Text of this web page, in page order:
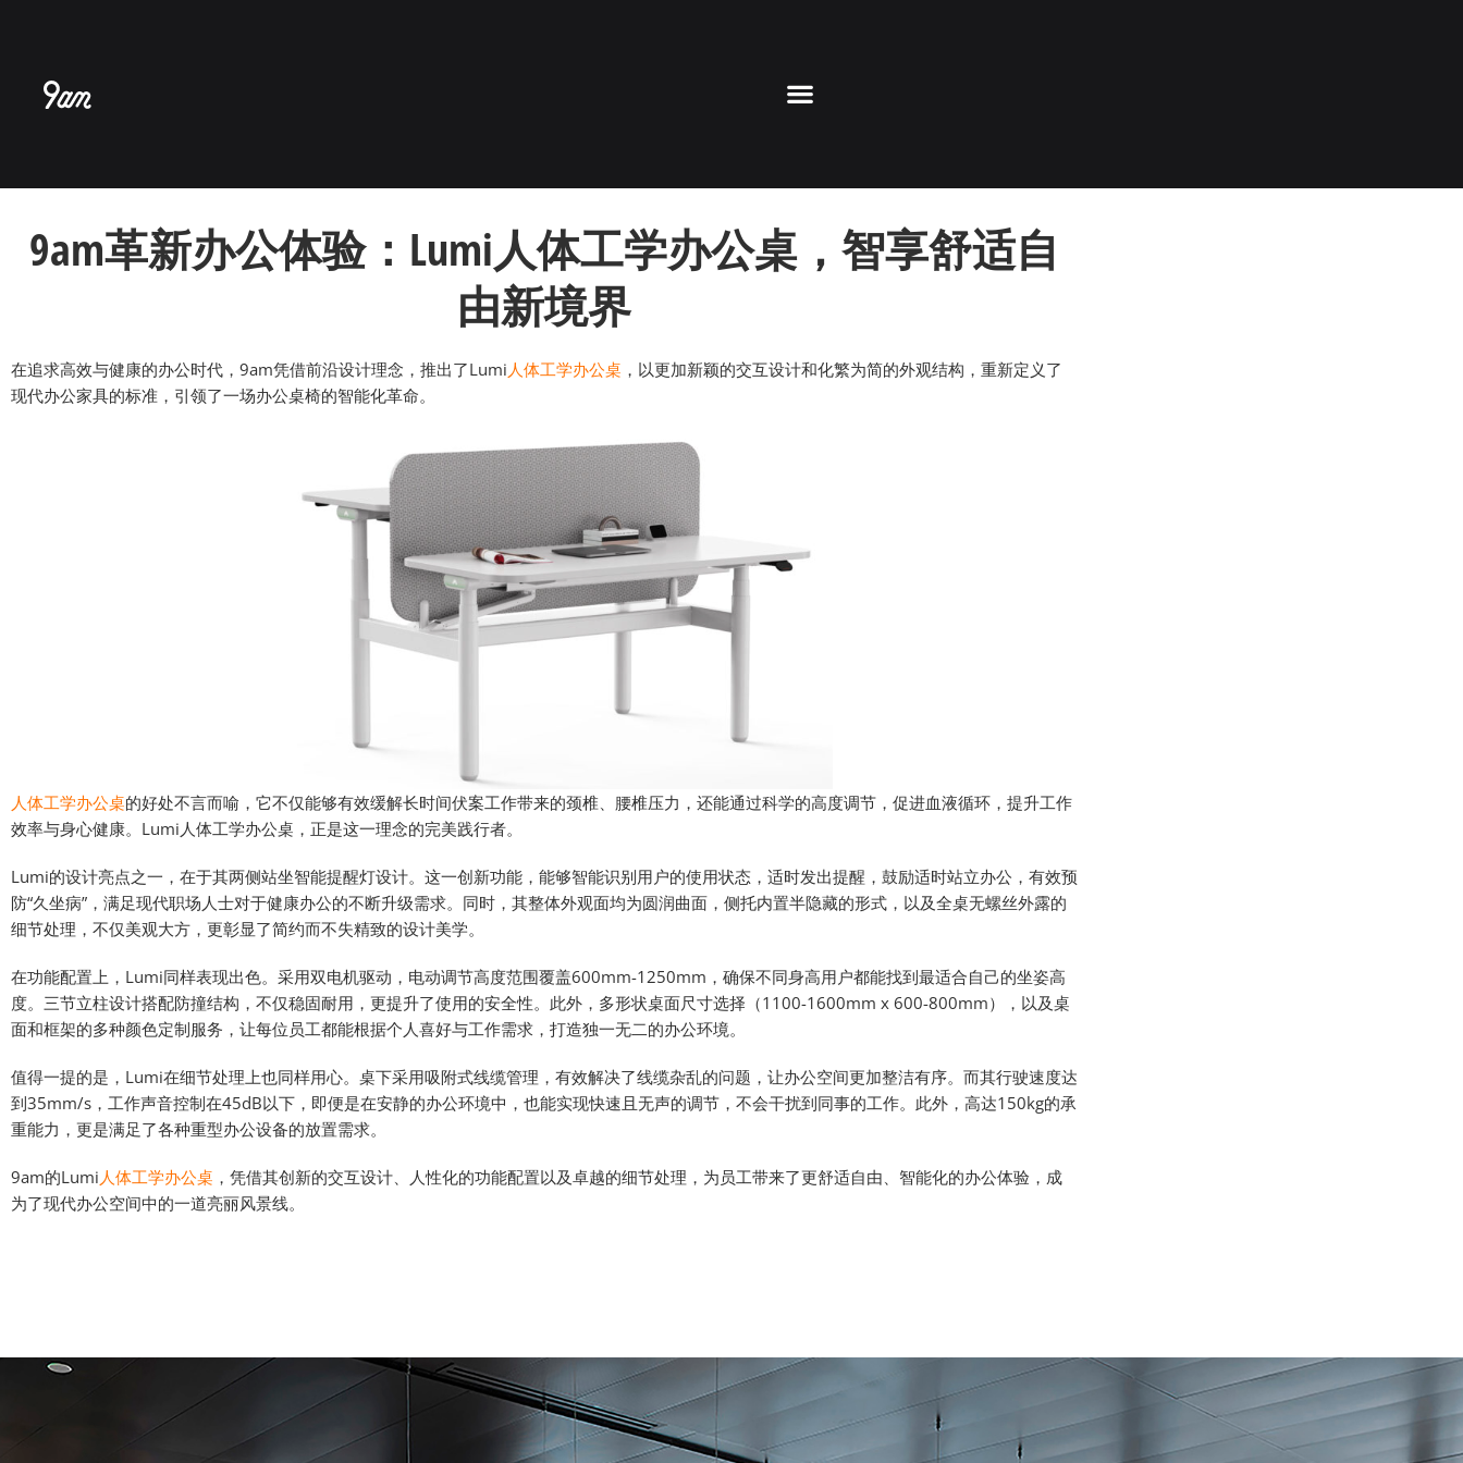
9am革新办公体验：Lumi人体工学办公桌，智享舒适自
由新境界
在追求高效与健康的办公时代，9am凭借前沿设计理念，推出了Lumi 人体工学办公桌 ，以更加新颖的交互设计和化繁为简的外观结构，重新定义了
现代办公家具的标准，引领了一场办公桌椅的智能化革命。
人体工学办公桌的好处不言而喻，它不仅能够有效缓解长时间伏案工作带来的颈椎、腰椎压力，还能通过科学的高度调节，促进血液循环，提升工作
效率与身心健康。Lumi人体工学办公桌，正是这一理念的完美践行者。
Lumi的设计亮点之一，在于其两侧站坐智能提醒灯设计。这一创新功能，能够智能识别用户的使用状态，适时发出提醒，鼓励适时站立办公，有效预
防“久坐病”，满足现代职场人士对于健康办公的不断升级需求。同时，其整体外观面均为圆润曲面，侧托内置半隐藏的形式，以及全桌无螺丝外露的
细节处理，不仅美观大方，更彰显了简约而不失精致的设计美学。
在功能配置上，Lumi同样表现出色。采用双电机驱动，电动调节高度范围覆盖600mm-1250mm，确保不同身高用户都能找到最适合自己的坐姿高
度。三节立柱设计搭配防撞结构，不仅稳固耐用，更提升了使用的安全性。此外，多形状桌面尺寸选择（1100-1600mm x 600-800mm），以及桌
面和框架的多种颜色定制服务，让每位员工都能根据个人喜好与工作需求，打造独一无二的办公环境。
值得一提的是，Lumi在细节处理上也同样用心。桌下采用吸附式线缆管理，有效解决了线缆杂乱的问题，让办公空间更加整洁有序。而其行驶速度达
到35mm/s，工作声音控制在45dB以下，即便是在安静的办公环境中，也能实现快速且无声的调节，不会干扰到同事的工作。此外，高达150kg的承
重能力，更是满足了各种重型办公设备的放置需求。
9am的Lumi 人体工学办公桌 ，凭借其创新的交互设计、人性化的功能配置以及卓越的细节处理，为员工带来了更舒适自由、智能化的办公体验，成
为了现代办公空间中的一道亮丽风景线。